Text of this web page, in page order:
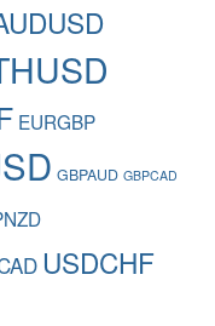
EURGBP
GBPAUD GBPCAD
USDCHF